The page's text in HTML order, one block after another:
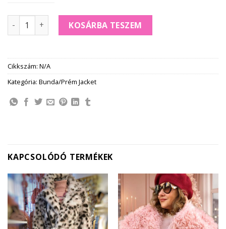
ANUSCA kapucnis SZŐRME BUNDA mennyiség
KOSÁRBA TESZEM
Cikkszám: N/A
Kategória: Bunda/Prém Jacket
KAPCSOLÓDÓ TERMÉKEK